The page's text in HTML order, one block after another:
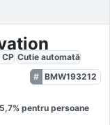
CP Cutie automată
BMW193212
5,7% pentru persoane